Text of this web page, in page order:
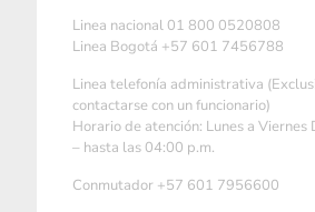
Linea nacional 01 800 0520808
Linea Bogotá +57 601 7456788
Linea telefonía administrativa
contactarse con un funcionario)
Horario de atención: Lunes a Viernes
– hasta las 04:00 p.m.
Conmutador +57 601 7956600